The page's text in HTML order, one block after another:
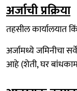
अर्जाची प्रक्रिया
तहसील कार्यालयात
अर्जामध्ये जमिनीचा
आहे (शेती, घर